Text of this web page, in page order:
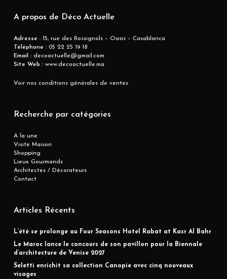
A propos de Déco Actuelle
Adresse : 15, rue des Rossignols – Oasis – Casablanca
Téléphone :05 22 25 19 18
Email :decoactuelle@gmail.com
Site Web :www.decoactuelle.ma
Voir nos conditions générales de ventes
Recherche par catégories
A la une
Visite Maison
Shopping
Lieux Gourmands
Architectes / Décorateurs
Contact
Articles Récents
L’été se prolonge au Four Seasons Hotel Rabat at Kasr Al Bahr
Le Maroc lance le concours de son pavillon pour la Biennale
d’architecture de Venise 2027
Seletti enrichit sa collection Canopie avec cinq nouveaux
visages